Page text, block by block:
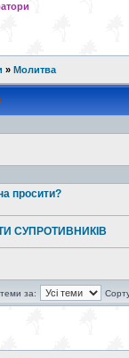
» Молитва
просити?
СУПРОТИВНИКІВ
за: